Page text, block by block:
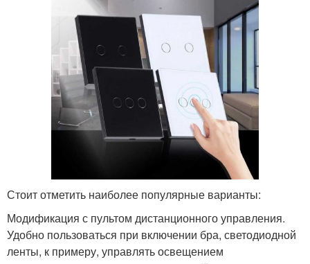
Стоит отметить наиболее популярные варианты:
Модификация с пультом дистанционного управления.
Удобно пользоваться при включении бра, светодиодной
ленты, к примеру, управлять освещением